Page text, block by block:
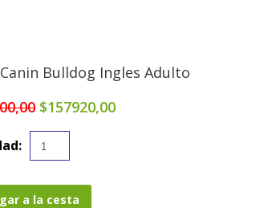
Bulldog Ingles Adulto
$157920,00
a la cesta